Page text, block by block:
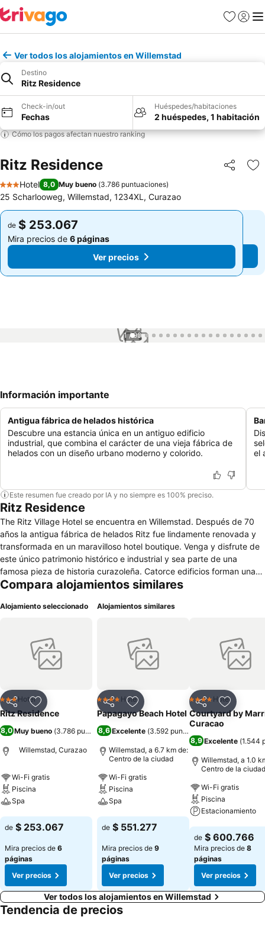
Favoritos
Iniciar
Ver todos los alojamientos en Willemstad
Destino
Ritz Residence
Check-in/out
Fechas
Huéspedes/habitaciones
2 huéspedes, 1 habitación
Cómo los pagos afectan nuestro ranking
Ritz Residence Compartir
3 Estrellas
Hotel 8,0 Muy bueno (3.786 puntuaciones)
25 Scharlooweg, Willemstad, 1234XL, Curazao
de $ 253.067
Mira precios de 6 páginas
Ver precios
de $ 253.067
Mira precios de 6 páginas
Ver precios
1 / 99
Información importante
Antigua fábrica de helados histórica
Descubre una estancia única en un antiguo edificio
industrial, que combina el carácter de una vieja fábrica de
helados con un diseño urbano moderno y colorido.
el
Este resumen fue creado por IA y no siempre es 100% preciso.
Ritz Residence
The Ritz Village Hotel se encuentra en Willemstad. Después de 70
años la antigua fábrica de helados Ritz fue lindamente renovada y
transformada en un maravilloso hotel boutique. Venga y disfrute de
este único patrimonio histórico e industrial y sea parte de una
famosa pieza de historia curazoleña. Catorce edificios forman una
pequeña villa donde se puede pasear y disfrutar de los servicios e
habitaciones espaciosos disponen de muebles modernos. Los
de la piscina, que sirve desayuno y cena diariamente desde las
07:30 h hasta las 11:00 h y desde las 18:00 h hasta las 21:00 h. El
bar abre a las 15:00 h. La propiedad está situada en el centro
de Curazao. Es un paseo agradable a pie de unos pocos minutos
del hotel a los dos barrios céntricos de Willemstad (Punda y
Otrabanda), donde se encuentran tiendas, restaurantes, bares,
clubes nocturnos etc. ¡El Ritz Village es una experiencia de hotel
verdaderamente única!.
Compara alojamientos similares
Alojamiento seleccionado
CompartirAgregar a favoritos
3 Estrellas
Hotel
Ritz Residence
8,0 Muy bueno (3.786 puntuaciones)
Willemstad, Curazao
Wi-Fi gratis
Piscina
Spa
Ver precios
de $ 253.067
Mira precios de 6
páginas
Ver precios
Alojamientos similares
CompartirAgregar a favoritos
4 EstrellasHotel
Papagayo Beach Hotel
8,6 Excelente (3.592 puntuaciones
Willemstad, a 6.7 km de:
Centro de la ciudad
Wi-Fi gratis
Piscina
Spa
Ver precios
de $ 551.277
Mira precios de 9
páginas
Ver precios
CompartirAgregar
4 EstrellasHotel
Courtyard by
Curacao
8,9 Excelente (1.544
Willemstad, a 1.0
Centro de la ciudad
Wi-Fi gratis
Piscina
Estacionamiento
Ver precios
de $ 600.766
Mira precios de 8
páginas
Ver precios
Ver todos los alojamientos en Willemstad
Tendencia de precios